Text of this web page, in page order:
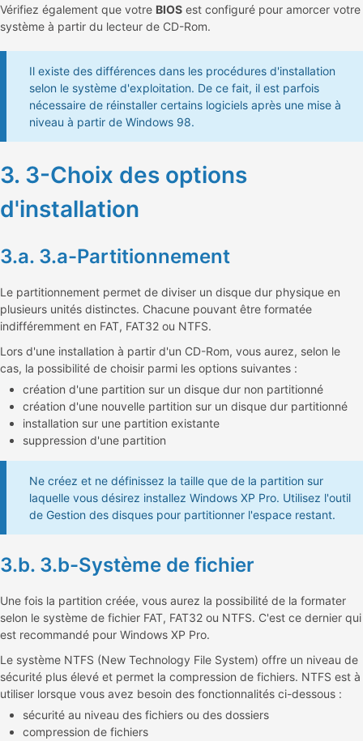
Vérifiez également que votre BIOS est configuré pour amorcer votre
système à partir du lecteur de CD-Rom.
Il existe des différences dans les procédures d'installation
selon le système d'exploitation. De ce fait, il est parfois
nécessaire de réinstaller certains logiciels après une mise à
niveau à partir de Windows 98.
3. 3-Choix des options
d'installation
3.a. 3.a-Partitionnement
Le partitionnement permet de diviser un disque dur physique en
plusieurs unités distinctes. Chacune pouvant être formatée
indifféremment en FAT, FAT32 ou NTFS.
Lors d'une installation à partir d'un CD-Rom, vous aurez, selon le
cas, la possibilité de choisir parmi les options suivantes :
création d'une partition sur un disque dur non partitionné
création d'une nouvelle partition sur un disque dur partitionné
installation sur une partition existante
suppression d'une partition
Ne créez et ne définissez la taille que de la partition sur
laquelle vous désirez installez Windows XP Pro. Utilisez l'outil
de Gestion des disques pour partitionner l'espace restant.
3.b. 3.b-Système de fichier
Une fois la partition créée, vous aurez la possibilité de la formater
selon le système de fichier FAT, FAT32 ou NTFS. C'est ce dernier qui
est recommandé pour Windows XP Pro.
Le système NTFS (New Technology File System) offre un niveau de
sécurité plus élevé et permet la compression de fichiers. NTFS est à
utiliser lorsque vous avez besoin des fonctionnalités ci-dessous :
sécurité au niveau des fichiers ou des dossiers
compression de fichiers